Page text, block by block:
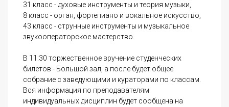
31 класс - духовые инструменты и теория музыки,
8 класс - орган, фортепиано и вокальное искусство,
43 класс - струнные инструменты и музыкальное
звукооператорское мастерство.
В 11:30 торжественное вручение студенческих
билетов - Большой зал, а после будет общее
собрание с заведующими и кураторами по классам.
Вся информация по преподавателям
индивидуальных дисциплин будет сообщена на